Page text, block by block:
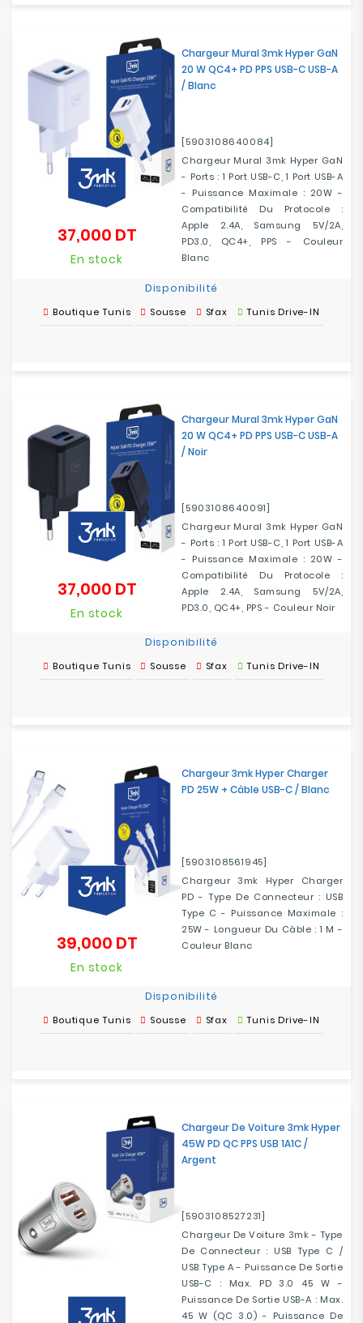
Chargeur Mural 3mk Hyper GaN
20 W QC4+ PD PPS USB-C USB-A
/ Blanc
[5903108640084]
Chargeur Mural 3mk Hyper GaN
- Ports : 1 Port USB-C, 1 Port USB-A
- Puissance Maximale : 20W -
Compatibilité Du Protocole :
Apple 2.4A, Samsung 5V/2A,
PD3.0, QC4+, PPS - Couleur
Blanc
37,000 DTPrix
En stock
Disponibilité
Boutique Tunis Sousse Sfax Tunis Drive-IN
Chargeur Mural 3mk Hyper GaN
20 W QC4+ PD PPS USB-C USB-A
/ Noir
[5903108640091]
Chargeur Mural 3mk Hyper GaN
- Ports : 1 Port USB-C, 1 Port USB-A
- Puissance Maximale : 20W -
Compatibilité Du Protocole :
Apple 2.4A, Samsung 5V/2A,
PD3.0, QC4+, PPS - Couleur Noir
37,000 DTPrix
En stock
Disponibilité
Boutique Tunis Sousse Sfax Tunis Drive-IN
Chargeur 3mk Hyper Charger
PD 25W + Câble USB-C / Blanc
[5903108561945]
Chargeur 3mk Hyper Charger
PD - Type De Connecteur : USB
Type C - Puissance Maximale :
25W - Longueur Du Câble : 1 M -
Couleur Blanc
39,000 DTPrix
En stock
Disponibilité
Boutique Tunis Sousse Sfax Tunis Drive-IN
Chargeur De Voiture 3mk Hyper
45W PD QC PPS USB 1A1C /
Argent
[5903108527231]
Chargeur De Voiture 3mk - Type
De Connecteur : USB Type C /
USB Type A - Puissance De Sortie
USB-C : Max. PD 3.0 45 W -
Puissance De Sortie USB-A : Max.
45 W (QC 3.0) - Puissance De